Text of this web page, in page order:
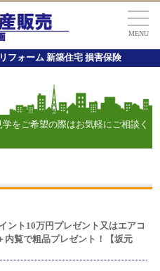
MENU
フォーム 新築住宅 損害保険
をご希望の際はお気軽にご相談く
ント10万円プレゼント又はエアコ
内覧で粗品プレゼント！【坂元